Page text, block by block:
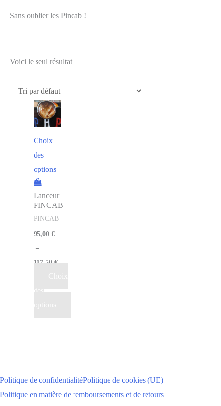
Sans oublier les Pincab !
Voici le seul résultat
Choix
des
options
Lanceur
PINCAB
PINCAB
95,00 €
–
117,50€
Choix
des
options
Politique de confidentialitéPolitique de cookies (UE)
Politique en matière de remboursements et de retours